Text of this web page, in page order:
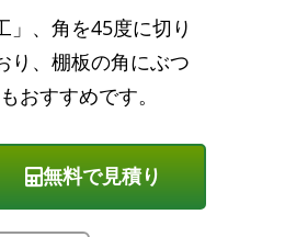
」、角を45度に切り
り、棚板の角にぶつ
おすすめです。
無料で見積り